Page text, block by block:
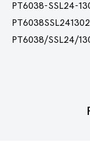
PT6038-SSL24-
PT6038SSL241302
PT6038/SSL24/